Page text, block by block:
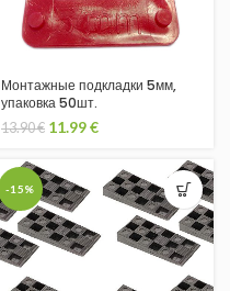
Монтажные подкладки 5мм,
упаковка 50шт.
13.90€ 11.99€
-15%